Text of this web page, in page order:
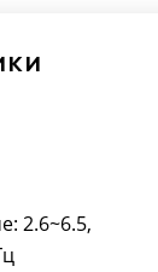
2.6~6.5,